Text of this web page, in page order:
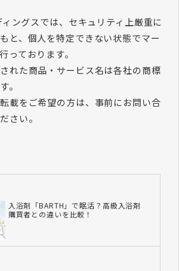
ングスでは、セキュリティ上厳重に
と、個人を特定できない状態でマー
っております。
れた商品・サービス名は各社の商標
。
載をご希望の方は、事前にお問い合
さい。
入浴剤「BARTH」で眠活？高級入浴剤
購買者との違いを比較！